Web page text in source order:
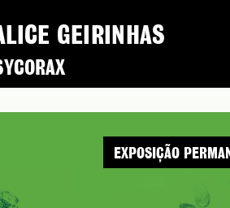
GEIRINHAS
EXPOSIÇÃO